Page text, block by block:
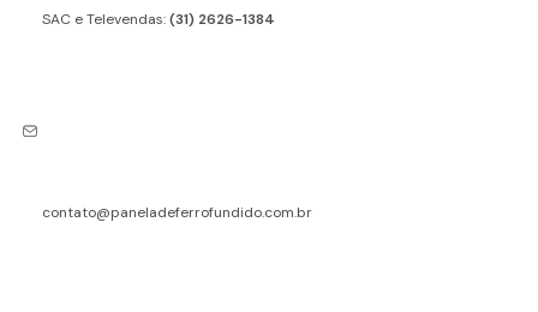
SAC e Televendas:(31) 2626-1384
contato@paneladeferrofundido.com.br